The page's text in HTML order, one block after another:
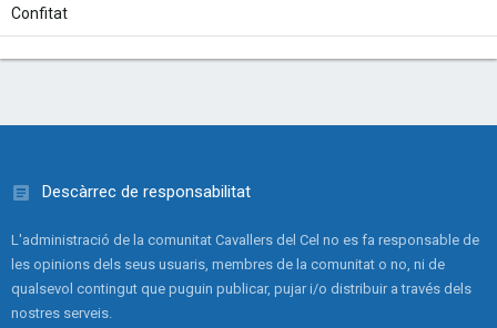
Confitat
Descàrrec de responsabilitat
L'administració de la comunitat Cavallers del Cel no es fa responsable de
les opinions dels seus usuaris, membres de la comunitat o no, ni de
qualsevol contingut que puguin publicar, pujar i/o distribuir a través dels
nostres serveis.